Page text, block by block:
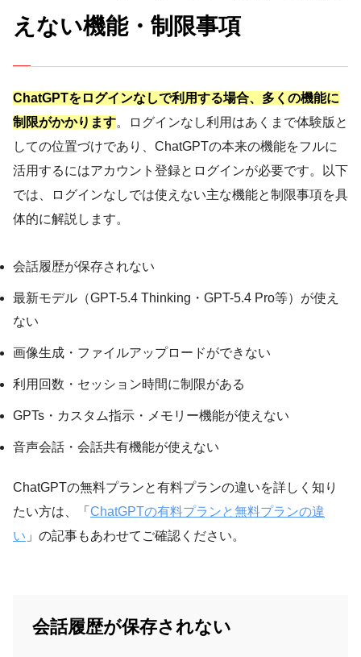
えない機能・制限事項
ChatGPTをログインなしで利用する場合、多くの機能に
制限がかかります。ログインなし利用はあくまで体験版と
しての位置づけであり、ChatGPTの本来の機能をフルに
活用するにはアカウント登録とログインが必要です。以下
では、ログインなしでは使えない主な機能と制限事項を具
体的に解説します。
会話履歴が保存されない
最新モデル（GPT-5.4 Thinking・GPT-5.4 Pro等）が使え
ない
画像生成・ファイルアップロードができない
利用回数・セッション時間に制限がある
GPTs・カスタム指示・メモリー機能が使えない
音声会話・会話共有機能が使えない
ChatGPTの無料プランと有料プランの違いを詳しく知り
たい方は、「 ChatGPTの有料プランと無料プランの違
い 」の記事もあわせてご確認ください。
会話履歴が保存されない